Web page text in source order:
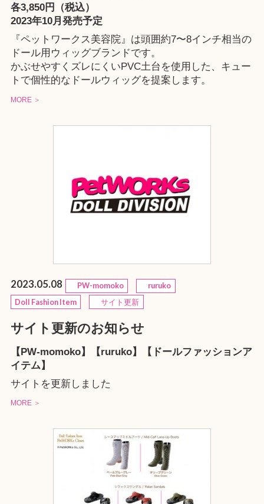
各3,850円（税込）
2023年10月発売予定
『ペットワークス美容院』は頭囲約7〜8インチ相当の
ドール用ウィッグブランドです。
かぶせやすくズレにくいPVC土台を使用した、キュー
トで個性的なドールウィッグを提案します。
MORE ＞
2023.05.08 PW-momoko
ruruko
Doll Fashion Item
サイト更新
サイト更新のお知らせ
【PW-momoko】【ruruko】【ドールファッションア
イテム】
サイトを更新しました
MORE ＞